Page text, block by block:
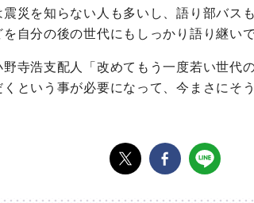
災を知らない人も多いし、語り部バス
自分の後の世代にもしっかり語り継い
寺浩支配人「改めてもう一度若い世代
という事が必要になって、今まさにそ